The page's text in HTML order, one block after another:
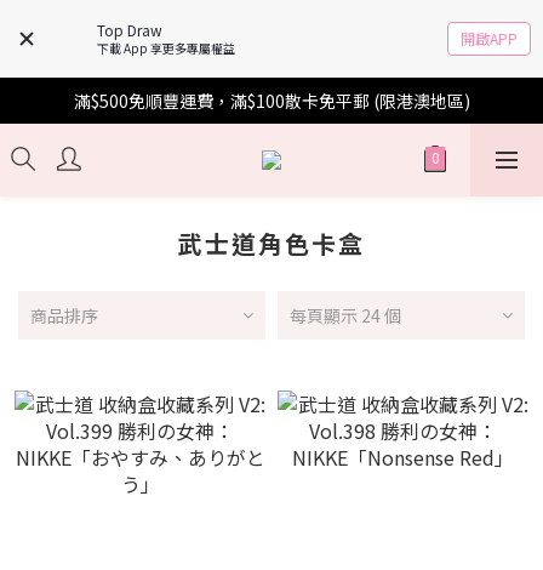
Top Draw
下載 App 享更多專屬權益 開啟APP
滿$500免順豐運費，滿$100散卡免平郵 (限港澳地區)
武士道角色卡盒
商品排序 每頁顯示 24 個